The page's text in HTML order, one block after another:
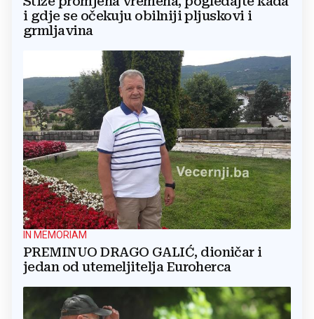
i gdje se očekuju obilniji pljuskovi i
grmljavina
IN MEMORIAM
PREMINUO DRAGO GALIĆ, dioničar i
jedan od utemeljitelja Euroherca